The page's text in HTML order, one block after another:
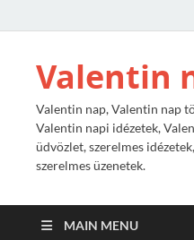
Valentin
Valentin nap, Valentin nap
Valentin napi idézetek,
üdvözlet, szerelmes
szerelmes üzenetek.
MAIN MENU